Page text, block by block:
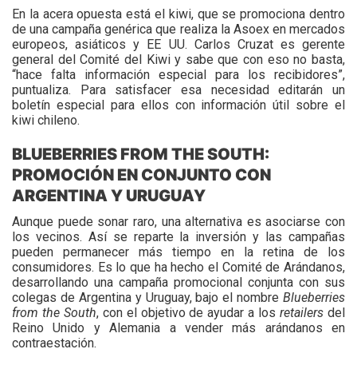
En la acera opuesta está el kiwi, que se promociona dentro
de una campaña genérica que realiza la Asoex en mercados
europeos, asiáticos y EE UU. Carlos Cruzat es gerente
general del Comité del Kiwi y sabe que con eso no basta,
“hace falta información especial para los recibidores”,
puntualiza. Para satisfacer esa necesidad editarán un
boletín especial para ellos con información útil sobre el
kiwi chileno.
BLUEBERRIES FROM THE SOUTH:
PROMOCIÓN EN CONJUNTO CON
ARGENTINA Y URUGUAY
Aunque puede sonar raro, una alternativa es asociarse con
los vecinos. Así se reparte la inversión y las campañas
pueden permanecer más tiempo en la retina de los
consumidores. Es lo que ha hecho el Comité de Arándanos,
desarrollando una campaña promocional conjunta con sus
colegas de Argentina y Uruguay, bajo el nombre Blueberries
from the South, con el objetivo de ayudar a losretailers del
Reino Unido y Alemania a vender más arándanos en
contraestación.